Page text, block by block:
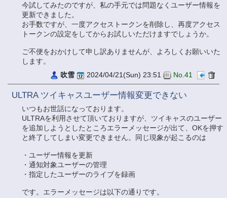
今試してみたのですが、私の手元では問題なくユーザー情報を
更新できました。
お手数ですが、一度アクセストークンを削除し、再度アクセス
トークンの設定をしてからお試しいただけますでしょうか。
ご不便をおかけして申し訳ありませんが、よろしくお願いいた
します。
吹雪
2024/04/21(Sun) 23:51 No.41
ULTRA ツイキャスユーザー情報変更できない
いつもお世話になっております。
ULTRAを利用させて頂いておりますが、ツイキャスのユーザー
を追加しようとしたところエラーメッセージが出て、OKを押す
と終了してしまい変更できません。同じ現象が起こるのは
・ユーザー情報を更新
・通知対象ユーザーの管理
・指定したユーザーのライブを録画
です。エラーメッセージは以下の通りです。